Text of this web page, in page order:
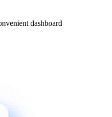
dashboard